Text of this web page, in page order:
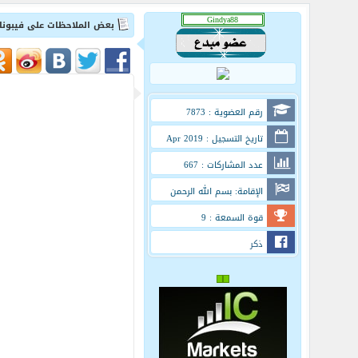
رقم العضوية : 7873
تاريخ التسجيل : Apr 2019
عدد المشاركات : 667
الإقامة: بسم الله الرحمن
الرحيم
قوة السمعة : 9
ذكر
بعض الملاحظات على